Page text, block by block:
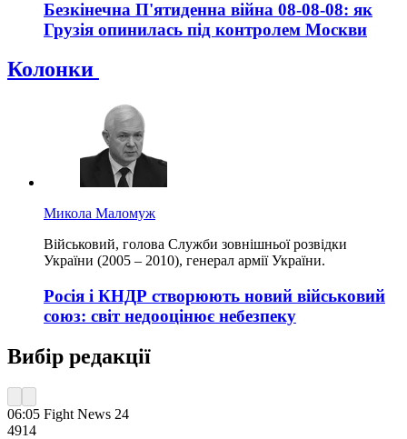
Безкінечна П'ятиденна війна 08-08-08: як
Грузія опинилась під контролем Москви
Колонки
Микола Маломуж
Військовий, голова Служби зовнішньої розвідки
України (2005 – 2010), генерал армії України.
Росія і КНДР створюють новий військовий
союз: світ недооцінює небезпеку
Вибір редакції
06:05 Fight News 24
4914